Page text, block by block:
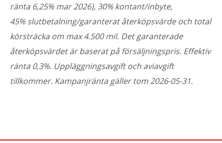
ränta 6,25% mar 2026), 30% kontant/inbyte,
45%slutbetalning/garanterat återköpsvärde och total
körsträcka om max 4.500 mil. Det garanterade
återköpsvärdet är baserat på försäljningspris. Effektiv
ränta 0,3%. Uppläggningsavgift och aviavgift
tillkommer. Kampanjränta gäller tom 2026-05-31.